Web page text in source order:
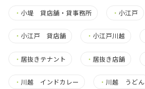
・ 小堤 貸店舗・貸事務所 ・小江戸
・ 小江戸 貸店舗 ・小江戸川越
・ 居抜きテナント ・ 居抜き店舗
・ 川越 インドカレー ・ 川越 うどん